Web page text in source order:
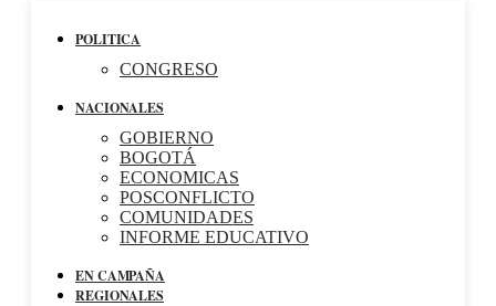
POLITICA
CONGRESO
NACIONALES
GOBIERNO
BOGOTÁ
ECONOMICAS
POSCONFLICTO
COMUNIDADES
INFORME EDUCATIVO
EN CAMPAÑA
REGIONALES